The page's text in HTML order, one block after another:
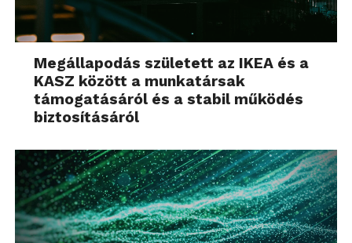
Megállapodás született az IKEA és a
KASZ között a munkatársak
támogatásáról és a stabil működés
biztosításáról